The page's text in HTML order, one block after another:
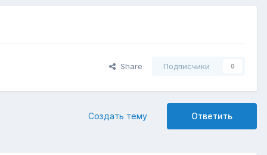
Share Подписчики 0
Ответить
Создать тему